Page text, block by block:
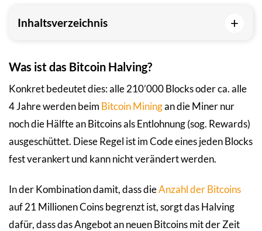
Inhaltsverzeichnis +
Was ist das Bitcoin Halving?
Konkret bedeutet dies: alle 210’000 Blocks oder ca. alle
4 Jahre werden beim Bitcoin Miningan die Miner nur
noch die Hälfte an Bitcoins als Entlohnung (sog. Rewards)
ausgeschüttet. Diese Regel ist im Code eines jeden Blocks
fest verankert und kann nicht verändert werden.
In der Kombination damit, dass dieAnzahl der Bitcoins
auf 21 Millionen Coins begrenzt ist, sorgt das Halving
dafür, dass das Angebot an neuen Bitcoins mit der Zeit